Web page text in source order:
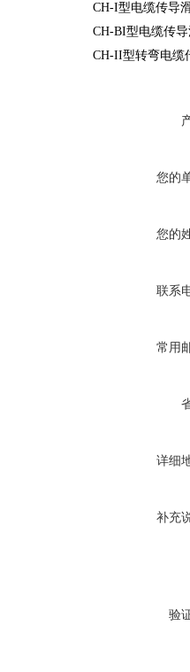
CH-I型电缆传导
CH-BI型电缆传
CH-II型转弯电缆
您的
您的
联系
常用
详细
补充
验